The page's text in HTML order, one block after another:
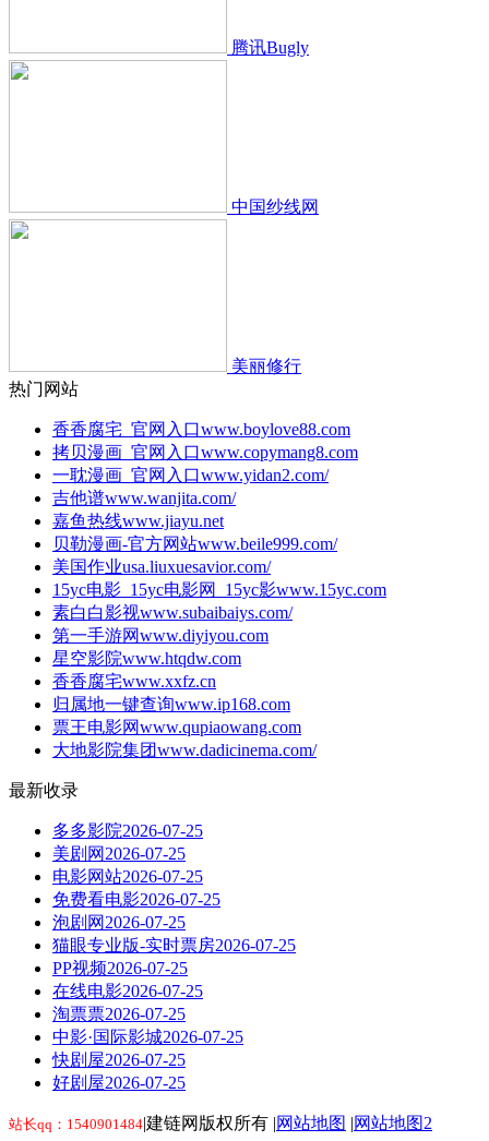
腾讯Bugly
中国纱线网
美丽修行
热门网站
香香腐宅_官网入口www.boylove88.com
拷贝漫画_官网入口www.copymang8.com
一耽漫画_官网入口www.yidan2.com/
吉他谱www.wanjita.com/
嘉鱼热线www.jiayu.net
贝勒漫画-官方网站www.beile999.com/
美国作业usa.liuxuesavior.com/
15yc电影_15yc电影网_15yc影www.15yc.com
素白白影视www.subaibaiys.com/
第一手游网www.diyiyou.com
星空影院www.htqdw.com
香香腐宅www.xxfz.cn
归属地一键查询www.ip168.com
票王电影网www.qupiaowang.com
大地影院集团www.dadicinema.com/
最新收录
多多影院2026-07-25
美剧网 2026-07-25
电影网站2026-07-25
免费看电影2026-07-25
泡剧网 2026-07-25
猫眼专业版-实时票房2026-07-25
PP视频2026-07-25
在线电影2026-07-25
淘票票2026-07-25
中影·国际影城2026-07-25
快剧屋2026-07-25
好剧屋2026-07-25
站长qq：1540901484|建链网版权所有 |网站地图 |网站地图2